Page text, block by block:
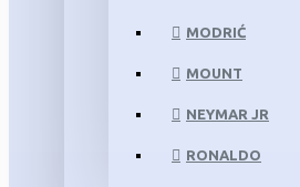
MODRIĆ
MOUNT
NEYMAR JR
RONALDO